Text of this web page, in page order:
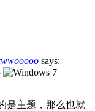
says:
是主题，那么也就